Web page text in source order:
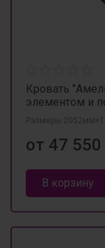
Кровать
элементом и
Размеры
от 47
В корзину